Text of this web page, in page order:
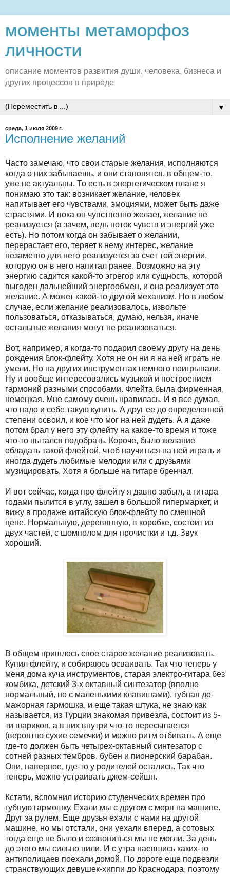
моменты метаморфоз
личности
описание моментов развития души, человека, бизнеса и
других процессов в природе
▼
среда, 1 июля 2009 г.
Исполнение желаний
Часто замечаю, что свои старые желания, исполняются
когда о них забываешь, и они становятся, в общем-то,
уже не актуальны. То есть в энергетическом плане я
понимаю это так: возникает желание, человек
напитывает его чувствами, эмоциями, может быть даже
страстями. И пока он чувственно желает, желание не
реализуется (а зачем, ведь поток чувств и энергий уже
есть). Но потом когда он забывает о желании,
перерастает его, теряет к нему интерес, желание
незаметно для него реализуется за счет той энергии,
которую он в него напитал ранее. Возможно на эту
энергию садится какой-то эгрегор или сущность, которой
выгоден дальнейший энергообмен, и она реализует это
желание. А может какой-то другой механизм. Но в любом
случае, если желание реализовалось, извольте
пользоваться, отказываться, думаю, нельзя, иначе
остальные желания могут не реализоваться.
Вот, например, я когда-то подарил своему другу на день
рождения блок-флейту. Хотя не он ни я на ней играть не
умели. Но на других инструментах немного поигрывали.
Ну и вообще интересовались музыкой и построением
гармоний разными способами. Флейта была фирменная,
немецкая. Мне самому очень нравилась. И я все думал,
что надо и себе такую купить. А друг ее до определенной
степени освоил, и кое что мог на ней дудеть. А я даже
потом брал у него эту флейту на какое-то время и тоже
что-то пытался подобрать. Короче, было желание
обладать такой флейтой, чтоб научиться на ней играть и
иногда дудеть любимые мелодии или с друзьями
музицировать. Хотя я больше на гитаре бренчал.
И вот сейчас, когда про флейту я давно забыл, а гитара
годами пылится в углу, зашел в большой гипермаркет, и
вижу в продаже китайскую блок-флейту по смешной
цене. Нормальную, деревянную, в коробке, состоит из
двух частей, с шомполом для прочистки и т.д. Звук
хороший.
В общем пришлось свое старое желание реализовать.
Купил флейту, и собираюсь осваивать. Так что теперь у
меня дома куча инструментов, старая электро-гитара без
комбика, детский 3-х октавный синтезатор (вполне
нормальный, но с маленькими клавишами), губная до-
мажорная гармошка, и еще такая штука, не знаю как
называется, из Турции знакомая привезла, состоит из 5-
ти шариков, а в них внутри что-то пересыпается
(вероятно сухие семечки) и можно ритм отбивать. А еще
где-то должен быть четырех-октавный синтезатор с
сотней разных тембров, бубен и пионерский барабан.
Они, наверное, где-то у родителей остались. Так что
теперь, можно устраивать джем-сейшн.
Кстати, вспомнил историю студенческих времен про
губную гармошку. Ехали мы с другом с моря на машине.
Друг за рулем. Еще друзья ехали с нами на другой
машине, но мы отстали, они уехали вперед, а сотовых
тогда еще не было и созвониться мы не могли. За день
до этого мы сильно пили. И с утра наевшись каких-то
антиполицаев поехали домой. По дороге еще подвезли
странствующих девушек-хиппи до Краснодара, поэтому